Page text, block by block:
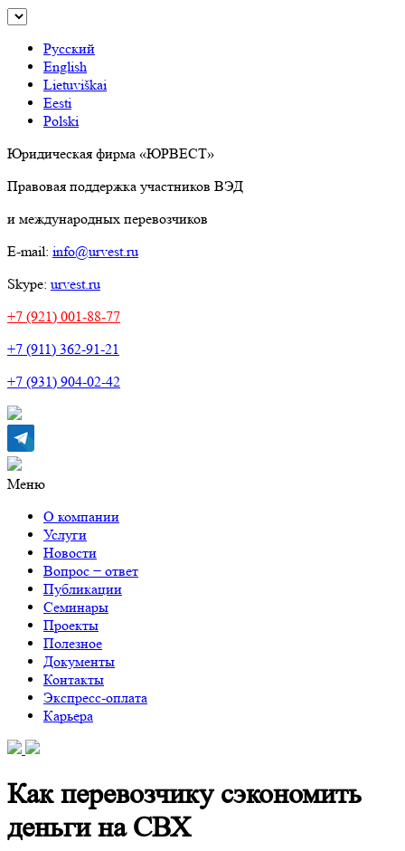
Русский
English
Lietuviškai
Eesti
Polski
Юридическая фирма «ЮРВЕСТ»
Правовая поддержка участников ВЭД
и международных перевозчиков
E-mail: info@urvest.ru
Skype: urvest.ru
+7 (921) 001-88-77
+7 (911) 362-91-21
+7 (931) 904-02-42
Меню
О компании
Услуги
Новости
Вопрос − ответ
Публикации
Семинары
Проекты
Полезное
Документы
Контакты
Экспресс-оплата
Карьера
Как перевозчику сэкономить
деньги на СВХ